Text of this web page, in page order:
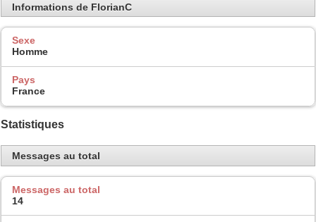
Informations de FlorianC
Sexe
Homme
Pays
France
Statistiques
Messages au total
Messages au total
14